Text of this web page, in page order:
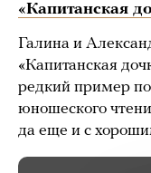
«Капитанская
Галина и
«Капитанская
редкий пример
юношеского
да еще и с